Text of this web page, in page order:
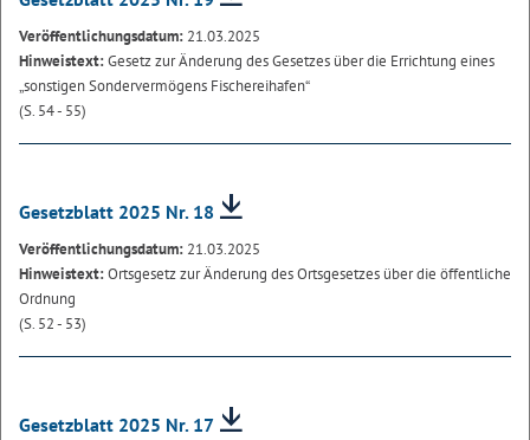
Veröffentlichungsdatum: 21.03.2025
Hinweistext:Gesetz zur Änderung des Gesetzes über die Errichtung eines
„sonstigen Sondervermögens Fischereihafen“
(S. 54 - 55)
Gesetzblatt 2025 Nr. 18
Veröffentlichungsdatum: 21.03.2025
Hinweistext:Ortsgesetz zur Änderung des Ortsgesetzes über die öffentliche
Ordnung
(S. 52 - 53)
Gesetzblatt 2025 Nr. 17